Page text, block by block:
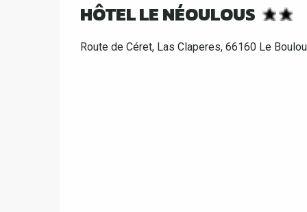
HÔTEL LE NÉOULOUS
Route de Céret, Las Claperes, 66160 Le Boulou